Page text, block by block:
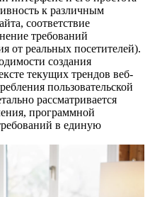
к различным
соответствие
требований
от реальных посетителей).
создания
текущих трендов веб-
пользовательской
рассматривается
программной
в единую